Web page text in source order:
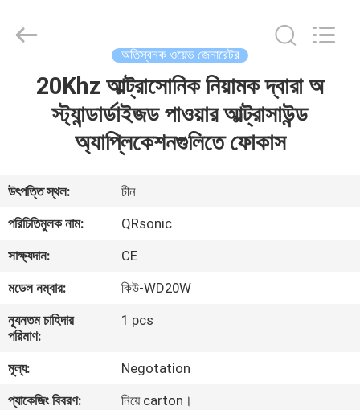
আমাদের
সম্বন্ধে
কারখানা
পরিদর্শন
নিয়ন্ত্রণ
Equipment
Co.,Ltd.
অতিস্বনক ওয়েভ জেনারেটর
20Khz আল্ট্রাসোনিক নিয়ামক দ্বারা অ
স্ট্যান্ডার্ডাইজড পাওয়ার আল্ট্রাসাউন্ড
অ্যাপ্লিকেশনগুলিতে ফোকাস
উৎপত্তি স্থল:
চীন
পরিচিতিমুলক নাম:
QRsonic
সাক্ষ্যদান:
CE
মডেল নম্বার:
কিউ-WD20W
ন্যূনতম চাহিদার
পরিমাণ:
1 pcs
মূল্য:
Negotation
প্যাকেজিং বিবরণ:
নিয়ে carton।